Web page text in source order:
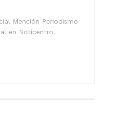
Mención Periodismo
en Noticentro.